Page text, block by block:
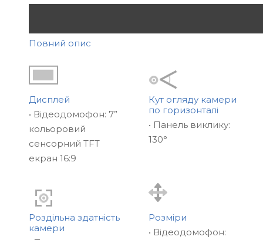
Slinex SK-07N Cloud – це новітній відеодомофон з
дюймовим TFT-дисплеєм (1024×600), що
Повний опис
Дисплей
• Вiдеодомофон: 7”
кольоровий
сенсорний TFT
екран 16:9
Кут огляду камери
по горизонталі
• Панель виклику:
130°
Роздільна здатність
камери
Розміри
• Вiдеодомофон: